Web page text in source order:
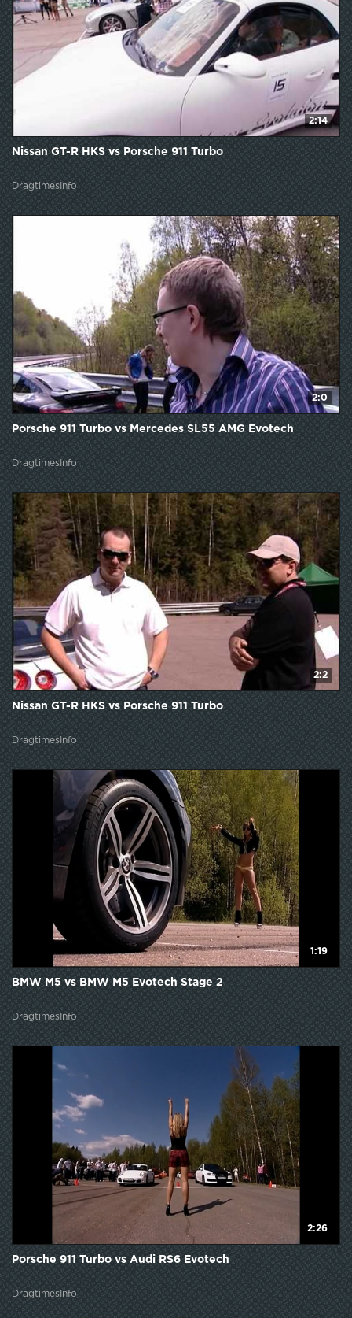
2:14
Nissan GT-R HKS vs Porsche 911 Turbo
DragtimesInfo
2:0
Porsche 911 Turbo vs Mercedes SL55 AMG Evotech
DragtimesInfo
2:2
Nissan GT-R HKS vs Porsche 911 Turbo
DragtimesInfo
1:19
BMW M5 vs BMW M5 Evotech Stage 2
DragtimesInfo
2:26
Porsche 911 Turbo vs Audi RS6 Evotech
DragtimesInfo